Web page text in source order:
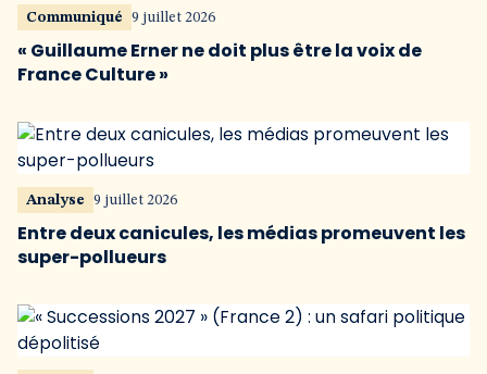
Communiqué 9 juillet 2026
« Guillaume Erner ne doit plus être la voix de
France Culture »
Analyse 9 juillet 2026
Entre deux canicules, les médias promeuvent les
super-pollueurs